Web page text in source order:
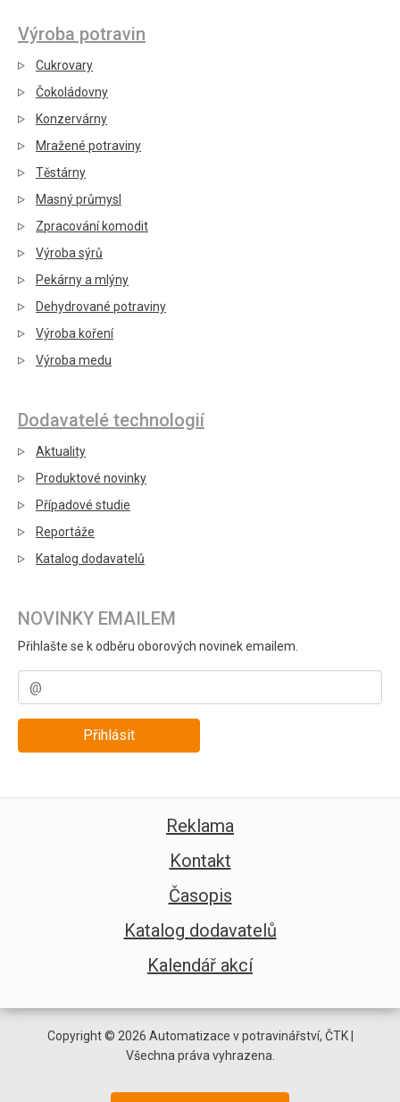
Výroba potravin
Cukrovary
Čokoládovny
Konzervárny
Mražené potraviny
Těstárny
Masný průmysl
Zpracování komodit
Výroba sýrů
Pekárny a mlýny
Dehydrované potraviny
Výroba koření
Výroba medu
Dodavatelé technologií
Aktuality
Produktové novinky
Případové studie
Reportáže
Katalog dodavatelů
NOVINKY EMAILEM
Přihlašte se k odběru oborových novinek emailem.
Přihlásit
Reklama
Kontakt
Časopis
Katalog dodavatelů
Kalendář akcí
Copyright © 2026 Automatizace v potravinářství, ČTK |
Všechna práva vyhrazena.